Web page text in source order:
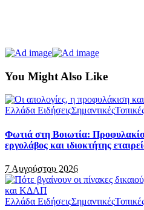
You Might Also Like
Ελλάδα ΕιδήσειςΣημαντικές
Φωτιά στη Βοιωτία:
εργολάβος και ιδιοκτήτης
7 Αυγούστου 2026
Ελλάδα ΕιδήσειςΣημαντικές